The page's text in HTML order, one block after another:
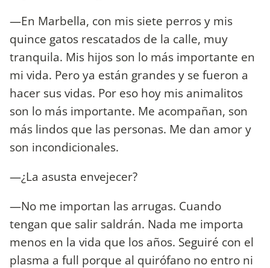
—En Marbella, con mis siete perros y mis
quince gatos rescatados de la calle, muy
tranquila. Mis hijos son lo más importante en
mi vida. Pero ya están grandes y se fueron a
hacer sus vidas. Por eso hoy mis animalitos
son lo más importante. Me acompañan, son
más lindos que las personas. Me dan amor y
son incondicionales.
—¿La asusta envejecer?
—No me importan las arrugas. Cuando
tengan que salir saldrán. Nada me importa
menos en la vida que los años. Seguiré con el
plasma a full porque al quirófano no entro ni